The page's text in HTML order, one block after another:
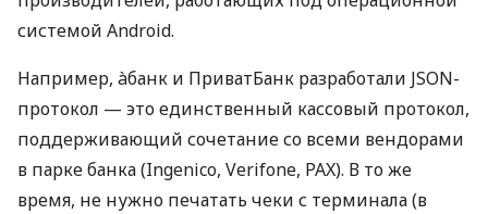
системой Android.
Например, àбанк и ПриватБанк разработали JSON-
протокол — это единственный кассовый протокол,
поддерживающий сочетание со всеми вендорами
в парке банка (Ingenico, Verifone, PAX). В то же
время, не нужно печатать чеки с терминала (в